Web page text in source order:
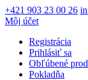
+421 903 23 00 26
Môj účet
Registrácia
Prihlásiť sa
Obľúbené
Pokladňa